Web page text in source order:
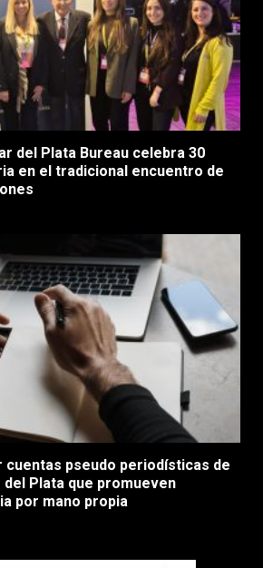
del Plata Bureau celebra 30
en el tradicional encuentro de
cuentas pseudo periodísticas de
Plata que promueven
por mano propia